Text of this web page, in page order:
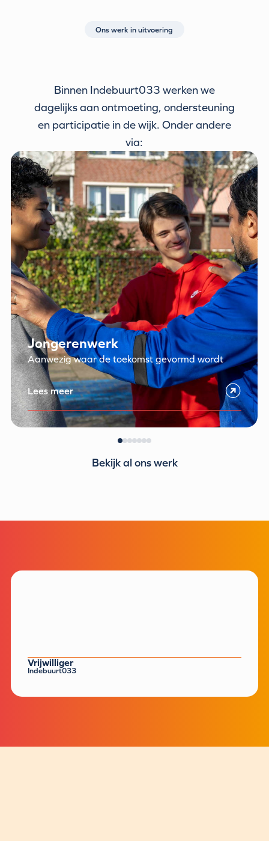
Ons werk in uitvoering
Binnen Indebuurt033 werken we
dagelijks aan ontmoeting, ondersteuning
en participatie in de wijk. Onder andere
via:
Jongerenwerk
Aanwezig waar de toekomst gevormd wordt
Lees meer
Bekijk al ons werk
Vrijwilliger
Indebuurt033